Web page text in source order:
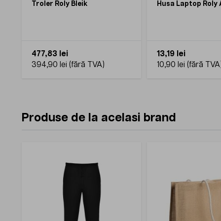
Troler Roly Bleik
477,83 lei
394,90 lei
Husa Laptop Roly
13,19 lei
10,90 lei
Produse de la acelasi brand